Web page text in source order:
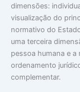
dimensões:
visualização do
normativo do
uma terceira
pessoa humana e
ordenamento
complementar.